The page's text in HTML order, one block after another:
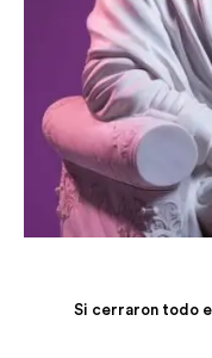
Si cerraron todo